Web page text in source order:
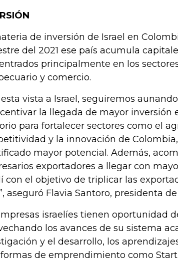
de inversión de Israel en
del 2021 ese país acumula
principalmente en los
y comercio.
esta vista a Israel, seguiremos
la llegada de mayor inversión
para fortalecer sectores como el
y la innovación de
mayor potencial. Además,
exportadores a llegar con
con el objetivo de triplicar las
aseguró Flavia Santoro, presidenta
israelíes tienen oportunidad
los avances de su sistema
y el desarrollo, los
de emprendimiento como